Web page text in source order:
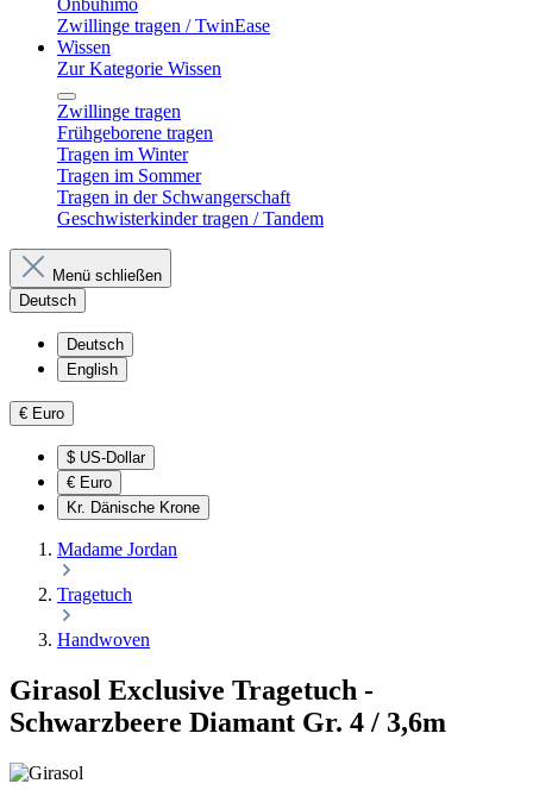
Onbuhimo
Zwillinge tragen / TwinEase
Wissen
Zur Kategorie Wissen
Zwillinge tragen
Frühgeborene tragen
Tragen im Winter
Tragen im Sommer
Tragen in der Schwangerschaft
Geschwisterkinder tragen / Tandem
Menü schließen
Deutsch
Deutsch
English
€ Euro
$ US-Dollar
€ Euro
Kr. Dänische Krone
Madame Jordan
Tragetuch
Handwoven
Girasol Exclusive Tragetuch -
Schwarzbeere Diamant Gr. 4 / 3,6m